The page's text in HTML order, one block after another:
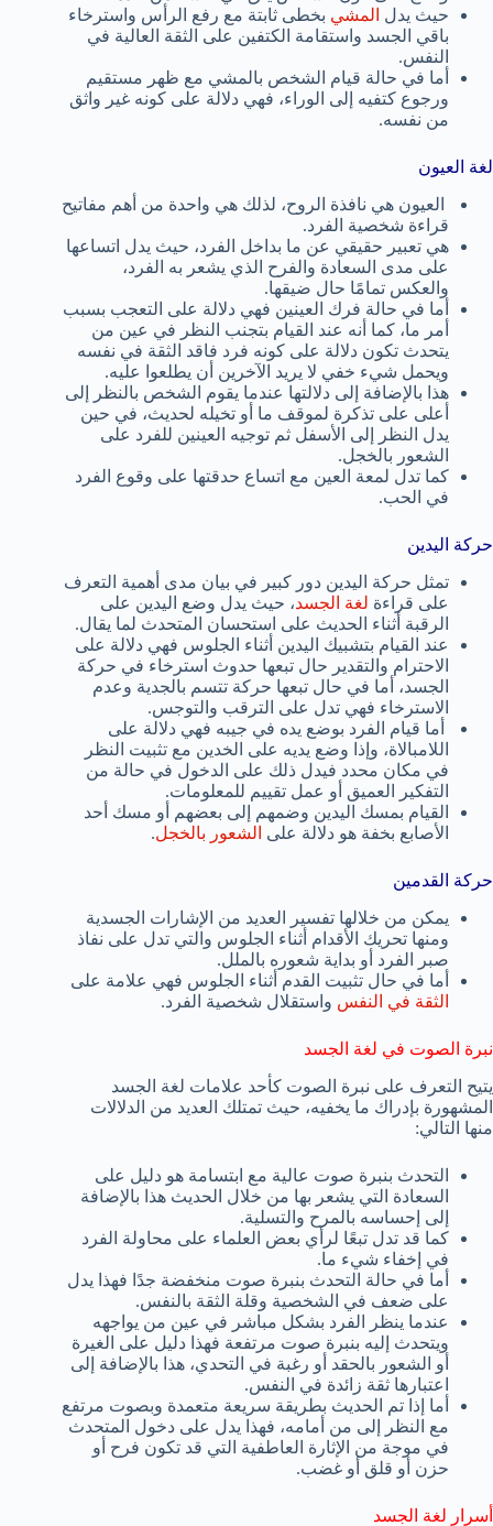
حيث يدل المشي بخطى ثابتة مع رفع الرأس واسترخاء
باقي الجسد واستقامة الكتفين على الثقة العالية في
النفس.
أما في حالة قيام الشخص بالمشي مع ظهر مستقيم
ورجوع كتفيه إلى الوراء، فهي دلالة على كونه غير واثق
من نفسه.
لغة العيون
العيون هي نافذة الروح، لذلك هي واحدة من أهم مفاتيح
قراءة شخصية الفرد.
هي تعبير حقيقي عن ما بداخل الفرد، حيث يدل اتساعها
على مدى السعادة والفرح الذي يشعر به الفرد،
والعكس تمامًا حال ضيقها.
أما في حالة فرك العينين فهي دلالة على التعجب بسبب
أمر ما، كما أنه عند القيام بتجنب النظر في عين من
يتحدث تكون دلالة على كونه فرد فاقد الثقة في نفسه
ويحمل شيء خفي لا يريد الآخرين أن يطلعوا عليه.
هذا بالإضافة إلى دلالتها عندما يقوم الشخص بالنظر إلى
أعلى على تذكرة لموقف ما أو تخيله لحديث، في حين
يدل النظر إلى الأسفل ثم توجيه العينين للفرد على
الشعور بالخجل.
كما تدل لمعة العين مع اتساع حدقتها على وقوع الفرد
في الحب.
حركة اليدين
تمثل حركة اليدين دور كبير في بيان مدى أهمية التعرف
على قراءة لغة الجسد، حيث يدل وضع اليدين على
الرقبة أثناء الحديث على استحسان المتحدث لما يقال.
عند القيام بتشبيك اليدين أثناء الجلوس فهي دلالة على
الاحترام والتقدير حال تبعها حدوث استرخاء في حركة
الجسد، أما في حال تبعها حركة تتسم بالجدية وعدم
الاسترخاء فهي تدل على الترقب والتوجس.
أما قيام الفرد بوضع يده في جيبه فهي دلالة على
اللامبالاة، وإذا وضع يديه على الخدين مع تثبيت النظر
في مكان محدد فيدل ذلك على الدخول في حالة من
التفكير العميق أو عمل تقييم للمعلومات.
القيام بمسك اليدين وضمهم إلى بعضهم أو مسك أحد
الأصابع بخفة هو دلالة على الشعور بالخجل.
حركة القدمين
يمكن من خلالها تفسير العديد من الإشارات الجسدية
ومنها تحريك الأقدام أثناء الجلوس والتي تدل على نفاذ
صبر الفرد أو بداية شعوره بالملل.
أما في حال تثبيت القدم أثناء الجلوس فهي علامة على
الثقة في النفس واستقلال شخصية الفرد.
نبرة الصوت في لغة الجسد
يتيح التعرف على نبرة الصوت كأحد علامات لغة الجسد
المشهورة بإدراك ما يخفيه، حيث تمتلك العديد من الدلالات
منها التالي:
التحدث بنبرة صوت عالية مع ابتسامة هو دليل على
السعادة التي يشعر بها من خلال الحديث هذا بالإضافة
إلى إحساسه بالمرح والتسلية.
كما قد تدل تبعًا لرأي بعض العلماء على محاولة الفرد
في إخفاء شيء ما.
أما في حالة التحدث بنبرة صوت منخفضة جدًا فهذا يدل
على ضعف في الشخصية وقلة الثقة بالنفس.
عندما ينظر الفرد بشكل مباشر في عين من يواجهه
ويتحدث إليه بنبرة صوت مرتفعة فهذا دليل على الغيرة
أو الشعور بالحقد أو رغبة في التحدي، هذا بالإضافة إلى
اعتبارها ثقة زائدة في النفس.
أما إذا تم الحديث بطريقة سريعة متعمدة وبصوت مرتفع
مع النظر إلى من أمامه، فهذا يدل على دخول المتحدث
في موجة من الإثارة العاطفية التي قد تكون فرح أو
حزن أو قلق أو غضب.
أسرار لغة الجسد